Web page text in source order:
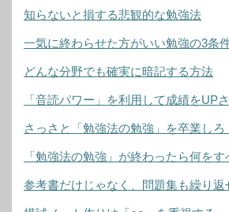
知らないと損する悲観的な勉強法
一気に終わらせた方がいい勉強の3条
どんな分野でも確実に暗記する方法
「音読パワー」を利用して成績をUP
さっさと「勉強法の勉強」を卒業しろ
「勉強法の勉強」が終わったら何をす
参考書だけじゃなく、問題集も繰り返